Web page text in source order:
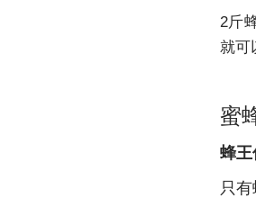
2斤
就可
蜜
蜂王
只